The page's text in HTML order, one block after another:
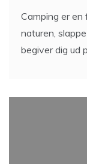
Camping er
naturen,
begiver dig ud